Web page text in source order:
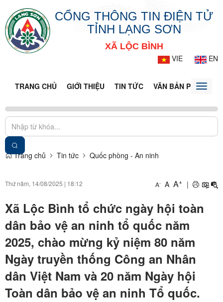
CỔNG THÔNG TIN ĐIỆN TỬ
TỈNH LẠNG SƠN
XÃ LỘC BÌNH
VIE
EN
TRANG CHỦ GIỚI THIỆU TIN TỨC VĂN BẢN PHÁPToggle
Trang chủ Tin tức Quốc phòng - An ninh
Thứ năm, 14/08/2025 | 18:12 A- A A+ |
Xã Lộc Bình tổ chức ngày hội toàn
dân bảo vệ an ninh tổ quốc năm
2025, chào mừng kỷ niệm 80 năm
Ngày truyền thống Công an Nhân
dân Việt Nam và 20 năm Ngày hội
Toàn dân bảo vệ an ninh Tổ quốc.